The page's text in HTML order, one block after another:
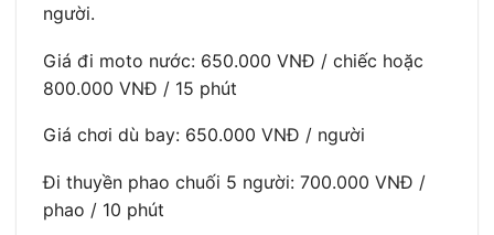
người.
Giá đi moto nước: 650.000 VNĐ / chiếc hoặc
800.000 VNĐ / 15 phút
Giá chơi dù bay: 650.000 VNĐ / người
Đi thuyền phao chuối 5 người: 700.000 VNĐ /
phao / 10 phút